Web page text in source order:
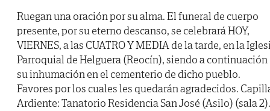
Ruegan una oración por su alma. El funeral de cuerpo
presente, por su eterno descanso, se celebrará HOY,
VIERNES, a las CUATRO Y MEDIA de la tarde, en la
Parroquial de Helguera (Reocín), siendo a continuación
su inhumación en el cementerio de dicho pueblo.
Favores por los cuales les quedarán agradecidos.
Ardiente: Tanatorio Residencia San José (Asilo) (sala 2).